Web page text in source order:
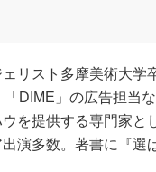
リスト多摩美術大学
DIME」の広告担当
を提供する専門家と
演多数。著書に『選